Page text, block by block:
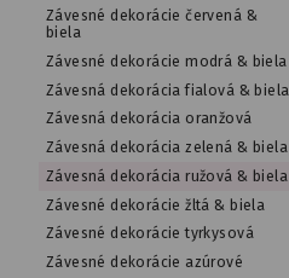
Závesné dekorácie červená &
biela
Závesné dekorácie modrá & biela
Závesná dekorácia fialová & biela
Závesná dekorácia oranžová
Závesná dekorácia zelená & biela
Závesná dekorácia ružová & biela
Závesné dekorácie žltá & biela
Závesné dekorácie tyrkysová
Závesné dekorácie azúrové